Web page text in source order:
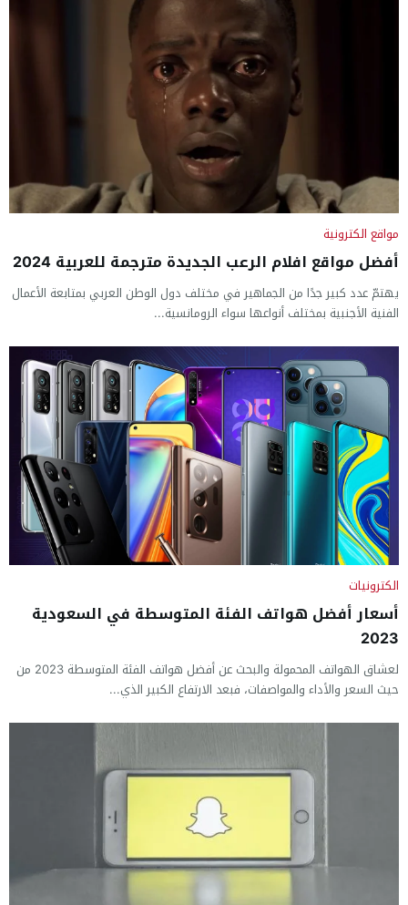
مواقع الكترونية
أفضل مواقع افلام الرعب الجديدة مترجمة للعربية 2024
يهتمّ عدد كبير جدًا من الجماهير في مختلف دول الوطن العربي بمتابعة الأعمال
الفنية الأجنبية بمختلف أنواعها سواء الرومانسية...
الكترونيات
أسعار أفضل هواتف الفئة المتوسطة في السعودية
2023
لعشاق الهواتف المحمولة والبحث عن أفضل هواتف الفئة المتوسطة 2023 من
حيث السعر والأداء والمواصفات، فبعد الارتفاع الكبير الذي...